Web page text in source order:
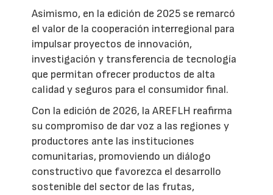
Asimismo, en la edición de 2025 se remarcó
el valor de la cooperación interregional para
impulsar proyectos de innovación,
investigación y transferencia de tecnología
que permitan ofrecer productos de alta
calidad y seguros para el consumidor final.
Con la edición de 2026, la AREFLH reafirma
su compromiso de dar voz a las regiones y
productores ante las instituciones
comunitarias, promoviendo un diálogo
constructivo que favorezca el desarrollo
sostenible del sector de las frutas,